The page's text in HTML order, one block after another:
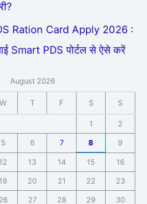
Ration Card Apply 2026 :
Smart PDS पोर्टल से ऐसे करें
August 2026
W T F S S
1 2
5 6 7 8 9
12 13 14 15 16
19 20 21 22 23
27 28 29 30